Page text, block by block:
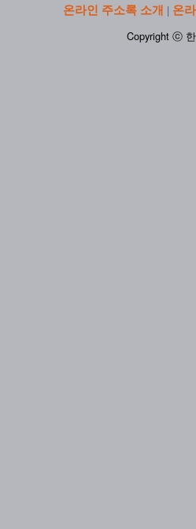
온라인 주소록 소개 | 온
Copyright ⓒ